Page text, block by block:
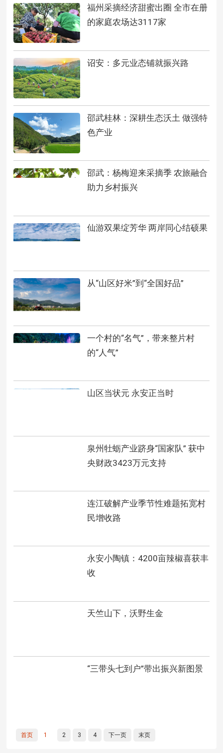
福州采摘经济甜蜜出圈 全市在册
的家庭农场达3117家
诏安：多元业态铺就振兴路
邵武桂林：深耕生态沃土 做强特
色产业
邵武：杨梅迎来采摘季 农旅融合
助力乡村振兴
仙游双果绽芳华 两岸同心结硕果
从“山区好米”到“全国好品”
一个村的“名气”，带来整片村
的“人气”
山区当状元 永安正当时
泉州牡蛎产业跻身“国家队” 获中
央财政3423万元支持
连江破解产业季节性难题拓宽村
民增收路
永安小陶镇：4200亩辣椒喜获丰
收
天竺山下，沃野生金
“三带头七到户”带出振兴新图景
首页 1 2 3 4 下一页 末页